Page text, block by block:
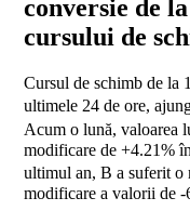
conversie de
cursului de
Cursul de schimb de la
ultimele 24 de ore,
Acum o lună, valoarea
modificare de +4.21%
ultimul an, B a suferit o
modificare a valorii de -